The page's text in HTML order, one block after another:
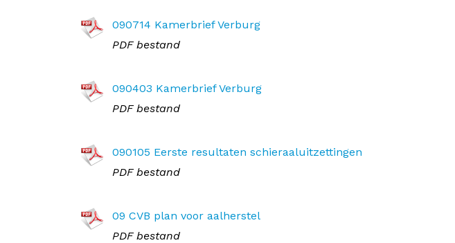
090714 Kamerbrief Verburg
PDF bestand
090403 Kamerbrief Verburg
PDF bestand
090105 Eerste resultaten schieraaluitzettingen
PDF bestand
09 CVB plan voor aalherstel
PDF bestand